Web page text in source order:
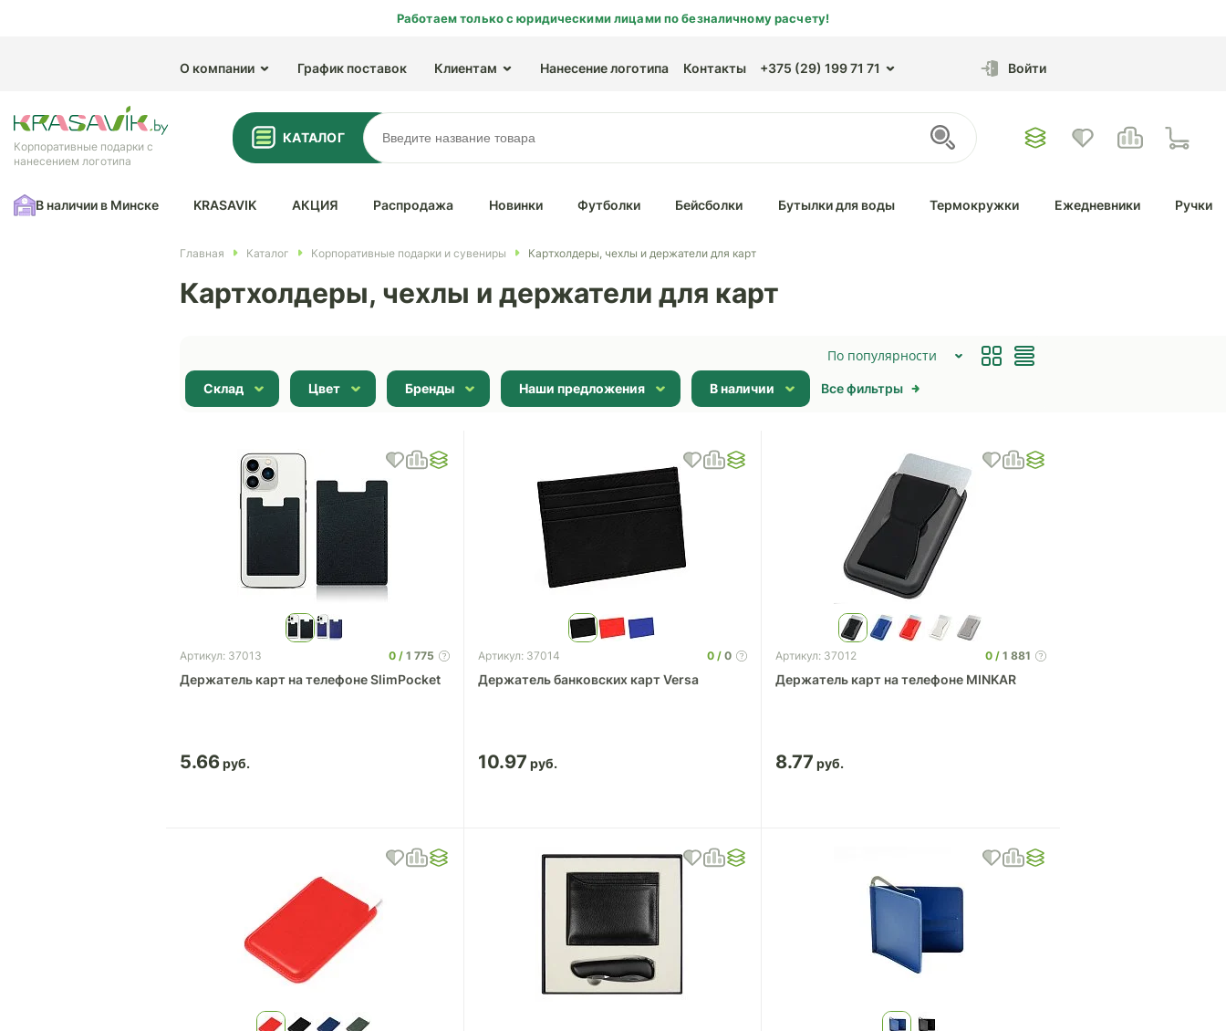
Работаем только с юридическими лицами по безналичному расчету!
О компании График поставок Клиентам Нанесение логотипа Контакты +375 (29) 199 71 71 Войти
Корпоративные подарки с
нанесением логотипа
КАТАЛОГ
В наличии в Минске KRASAVIK АКЦИЯ Распродажа Новинки Футболки Бейсболки Бутылки для воды Термокружки Ежедневники Ручки
Главная Каталог Корпоративные подарки и сувениры Картхолдеры, чехлы и держатели для карт
Картхолдеры, чехлы и держатели для карт
Склад Цвет Бренды Наши предложения В наличии Все фильтры
По популярности
Артикул: 37013 0 1 775
Держатель карт на телефоне SlimPocket
5.66
Артикул: 37014 0 0
Держатель банковских карт Versa
10.97
Артикул: 37012 0 1 881
Держатель карт на телефоне MINKAR
8.77